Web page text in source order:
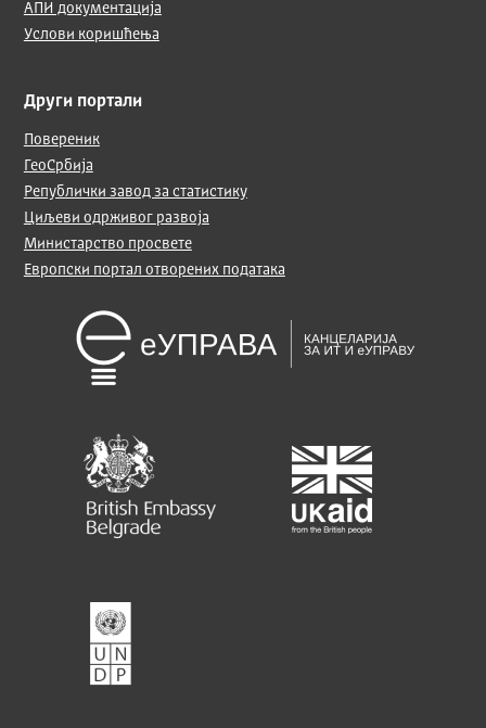
АПИ документација
Услови коришћења
Други портали
Повереник
ГеоСрбија
Републички завод за статистику
Циљеви одрживог развоја
Министарство просвете
Европски портал отворених података